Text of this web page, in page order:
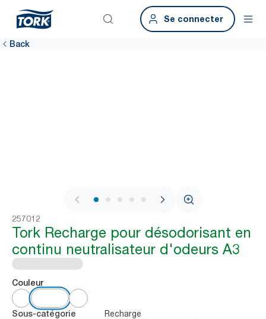
Se connecter
Back
1 / 7
257012
Tork Recharge pour désodorisant en
continu neutralisateur d'odeurs A3
Couleur
Sous-catégorie Recharge